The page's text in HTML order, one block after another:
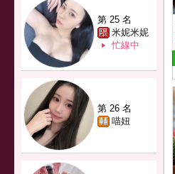
第 25 名
米妮米妮
忙線中
第 26 名
喵妞